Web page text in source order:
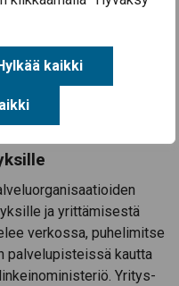
kaikki
sekä talouden ja
ja yrittämisestä
verkossa, puhelimitse
palvelupisteissä kautta
Yritys-